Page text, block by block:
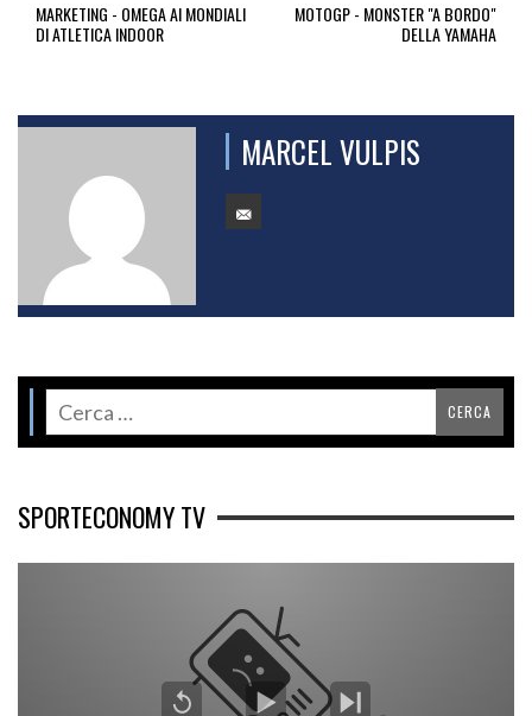
MARKETING - OMEGA AI MONDIALI
DI ATLETICA INDOOR
MOTOGP - MONSTER "A BORDO"
DELLA YAMAHA
MARCEL VULPIS
SPORTECONOMY TV